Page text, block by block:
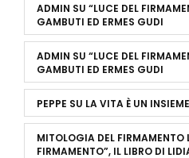
ADMIN SU “LUCE DEL
GAMBUTI ED ERMES GUDI
ADMIN SU “LUCE DEL
GAMBUTI ED ERMES GUDI
PEPPE SU LA VITA È UN
MITOLOGIA DEL FIRMAMENTO
FIRMAMENTO”, IL LIBRO DI